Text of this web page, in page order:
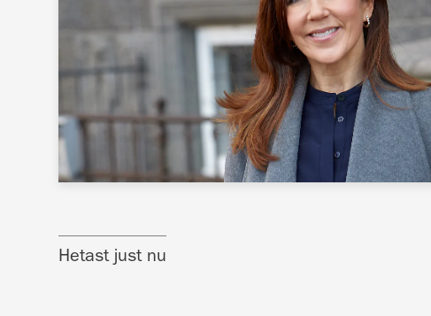
Hetast just nu